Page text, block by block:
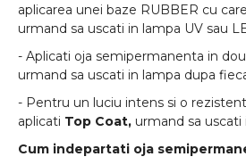
aplicarea unei baze RUBBER cu
urmand sa uscati in lampa UV sau
- Aplicati oja semipermanenta in
urmand sa uscati in lampa dupa
- Pentru un luciu intens si o
aplicati Top Coat, urmand sa uscati
Cum indepartati oja